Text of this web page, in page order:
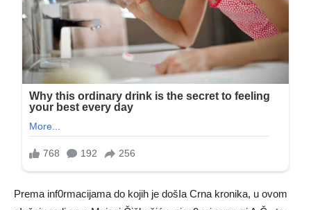
Prema inf0rmacijama do kojih je došIa Crna kronika, u ovom